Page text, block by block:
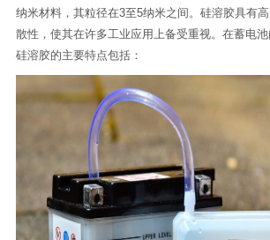
纳米材料，其粒径在3至5纳米之间。硅溶胶具有
散性，使其在许多工业应用上备受重视。在蓄电
硅溶胶的主要特点包括：